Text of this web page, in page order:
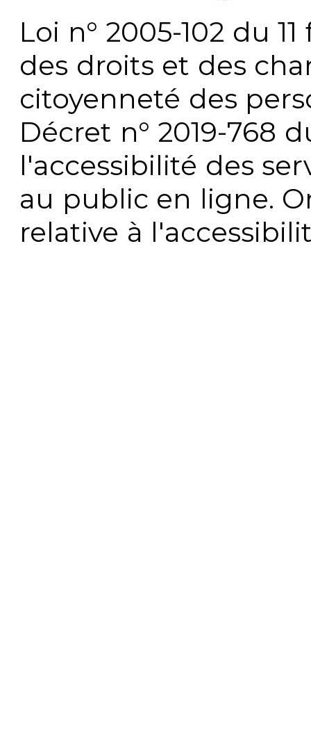
Loi n° 2005-102 du
des droits et des
citoyenneté des
Décret n° 2019-768
l'accessibilité des
au public en ligne.
relative à